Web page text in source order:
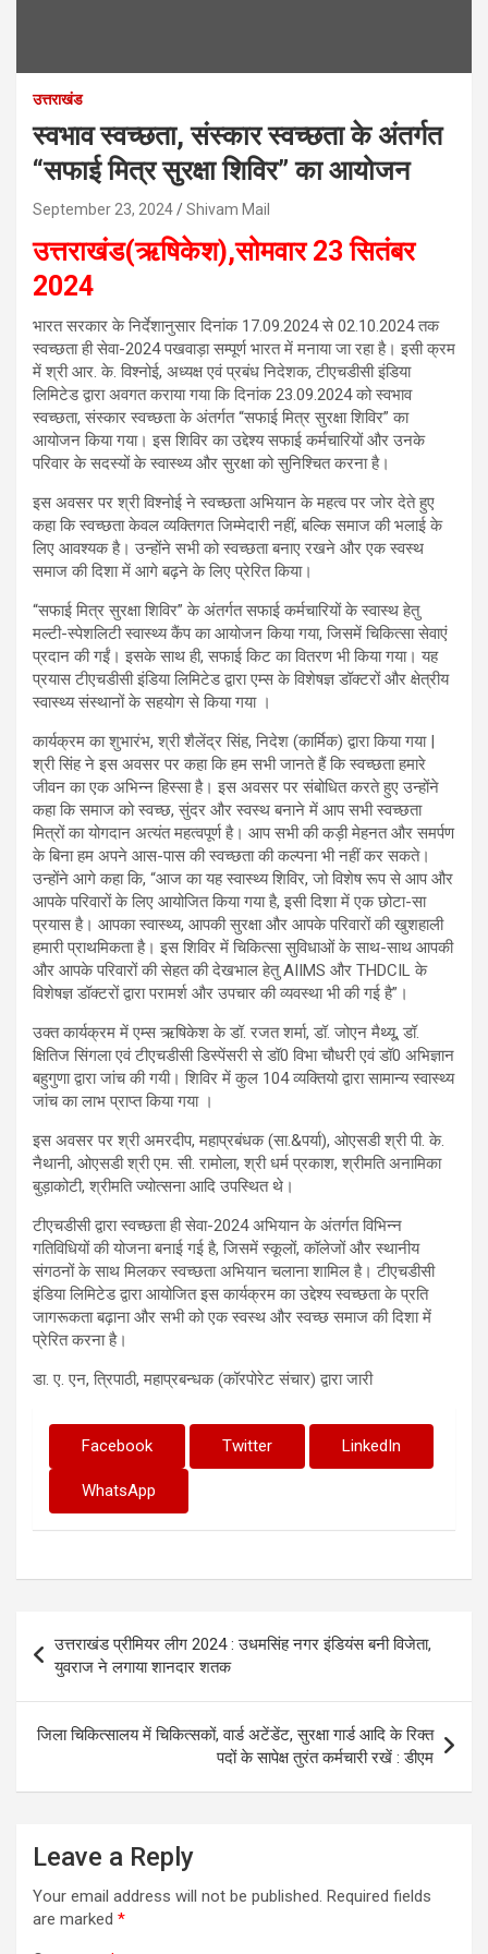
उत्तराखंड
स्वभाव स्वच्छता, संस्कार स्वच्छता के अंतर्गत
“सफाई मित्र सुरक्षा शिविर” का आयोजन
September 23, 2024 Shivam Mail
उत्तराखंड(ऋषिकेश),सोमवार 23 सितंबर
2024
भारत सरकार के निर्देशानुसार दिनांक 17.09.2024 से 02.10.2024 तक
स्वच्छता ही सेवा-2024 पखवाड़ा सम्पूर्ण भारत में मनाया जा रहा है। इसी क्रम
में श्री आर. के. विश्नोई, अध्यक्ष एवं प्रबंध निदेशक, टीएचडीसी इंडिया
लिमिटेड द्वारा अवगत कराया गया कि दिनांक 23.09.2024 को स्वभाव
स्वच्छता, संस्कार स्वच्छता के अंतर्गत “सफाई मित्र सुरक्षा शिविर” का
आयोजन किया गया। इस शिविर का उद्देश्य सफाई कर्मचारियों और उनके
परिवार के सदस्यों के स्वास्थ्य और सुरक्षा को सुनिश्चित करना है।
इस अवसर पर श्री विश्नोई ने स्वच्छता अभियान के महत्व पर जोर देते हुए
कहा कि स्वच्छता केवल व्यक्तिगत जिम्मेदारी नहीं, बल्कि समाज की भलाई के
लिए आवश्यक है। उन्होंने सभी को स्वच्छता बनाए रखने और एक स्वस्थ
समाज की दिशा में आगे बढ़ने के लिए प्रेरित किया।
“सफाई मित्र सुरक्षा शिविर” के अंतर्गत सफाई कर्मचारियों के स्वास्थ हेतु
मल्टी-स्पेशलिटी स्वास्थ्य कैंप का आयोजन किया गया, जिसमें चिकित्सा सेवाएं
प्रदान की गईं। इसके साथ ही, सफाई किट का वितरण भी किया गया। यह
प्रयास टीएचडीसी इंडिया लिमिटेड द्वारा एम्स के विशेषज्ञ डॉक्टरों और क्षेत्रीय
स्वास्थ्य संस्थानों के सहयोग से किया गया ।
कार्यक्रम का शुभारंभ, श्री शैलेंद्र सिंह, निदेश (कार्मिक) द्वारा किया गया |
श्री सिंह ने इस अवसर पर कहा कि हम सभी जानते हैं कि स्वच्छता हमारे
जीवन का एक अभिन्न हिस्सा है। इस अवसर पर संबोधित करते हुए उन्होंने
कहा कि समाज को स्वच्छ, सुंदर और स्वस्थ बनाने में आप सभी स्वच्छता
मित्रों का योगदान अत्यंत महत्वपूर्ण है। आप सभी की कड़ी मेहनत और समर्पण
के बिना हम अपने आस-पास की स्वच्छता की कल्पना भी नहीं कर सकते।
उन्होंने आगे कहा कि, “आज का यह स्वास्थ्य शिविर, जो विशेष रूप से आप और
आपके परिवारों के लिए आयोजित किया गया है, इसी दिशा में एक छोटा-सा
प्रयास है। आपका स्वास्थ्य, आपकी सुरक्षा और आपके परिवारों की खुशहाली
हमारी प्राथमिकता है। इस शिविर में चिकित्सा सुविधाओं के साथ-साथ आपकी
और आपके परिवारों की सेहत की देखभाल हेतु AIIMS और THDCIL के
विशेषज्ञ डॉक्टरों द्वारा परामर्श और उपचार की व्यवस्था भी की गई है”।
उक्त कार्यक्रम में एम्स ऋषिकेश के डॉ. रजत शर्मा, डॉ. जोएन मैथ्यू, डॉ.
क्षितिज सिंगला एवं टीएचडीसी डिस्पेंसरी से डॉ0 विभा चौधरी एवं डॉ0 अभिज्ञान
बहुगुणा द्वारा जांच की गयी। शिविर में कुल 104 व्यक्तियो द्वारा सामान्य स्वास्थ्य
जांच का लाभ प्राप्त किया गया ।
इस अवसर पर श्री अमरदीप, महाप्रबंधक (सा.&पर्या), ओएसडी श्री पी. के.
नैथानी, ओएसडी श्री एम. सी. रामोला, श्री धर्म प्रकाश, श्रीमति अनामिका
बुड़ाकोटी, श्रीमति ज्योत्सना आदि उपस्थित थे।
टीएचडीसी द्वारा स्वच्छता ही सेवा-2024 अभियान के अंतर्गत विभिन्न
गतिविधियों की योजना बनाई गई है, जिसमें स्कूलों, कॉलेजों और स्थानीय
संगठनों के साथ मिलकर स्वच्छता अभियान चलाना शामिल है। टीएचडीसी
इंडिया लिमिटेड द्वारा आयोजित इस कार्यक्रम का उद्देश्य स्वच्छता के प्रति
जागरूकता बढ़ाना और सभी को एक स्वस्थ और स्वच्छ समाज की दिशा में
प्रेरित करना है।
डा. ए. एन, त्रिपाठी, महाप्रबन्‍धक (कॉरपोरेट संचार) द्वारा जारी
Facebook Twitter LinkedIn
WhatsApp
navigation
उत्तराखंड प्रीमियर लीग 2024 : उधमसिंह नगर इंडियंस बनी विजेता,
युवराज ने लगाया शानदार शतक
जिला चिकित्सालय में चिकित्सकों, वार्ड अटेंडेंट, सुरक्षा गार्ड आदि के रिक्त
पदों के सापेक्ष तुरंत कर्मचारी रखें : डीएम
Leave a Reply
Your email address will not be published. Required fields
are marked *